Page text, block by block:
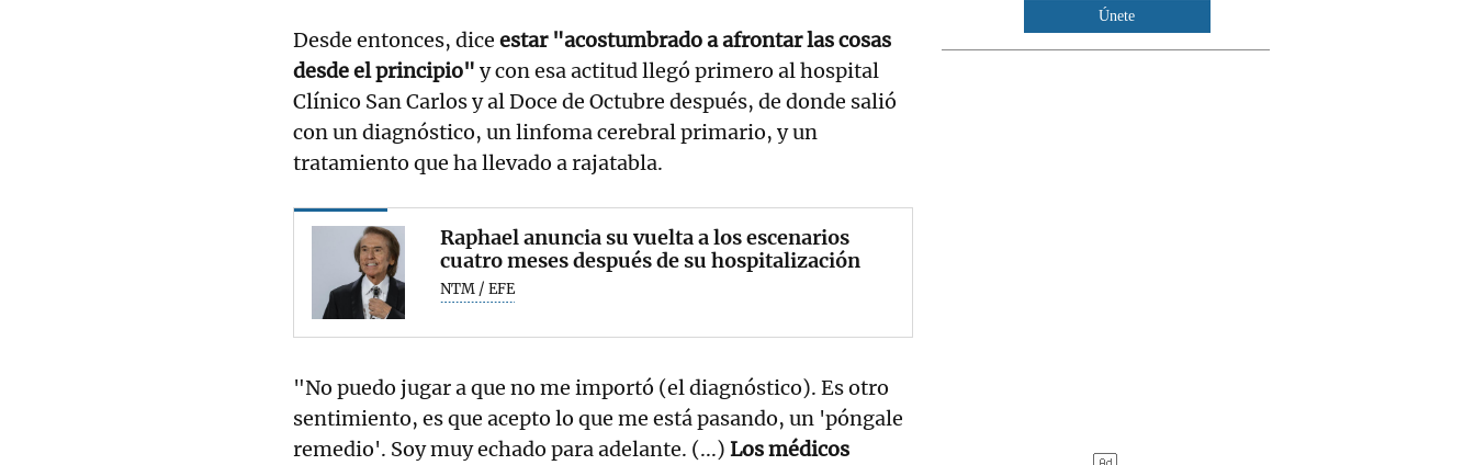
Desde entonces, dice estar "acostumbrado a afrontar las cosas
desde el principio" y con esa actitud llegó primero al hospital
Clínico San Carlos y al Doce de Octubre después, de donde salió
con un diagnóstico, un linfoma cerebral primario, y un
tratamiento que ha llevado a rajatabla.
Raphael anuncia su vuelta a los escenarios
cuatro meses después de su hospitalización
NTM / EFE
"No puedo jugar a que no me importó (el diagnóstico). Es otro
sentimiento, es que acepto lo que me está pasando, un 'póngale
remedio'. Soy muy echado para adelante. (...) Los médicos
Únete